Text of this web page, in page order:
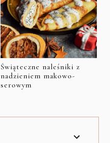
Świąteczne naleśniki z
nadzieniem makowo-
serowym